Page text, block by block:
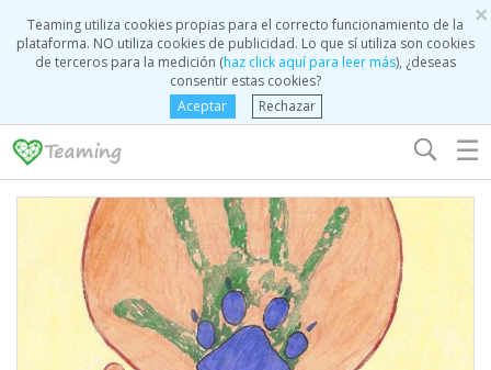
×
Teaming utiliza cookies propias para el correcto funcionamiento de la
plataforma. NO utiliza cookies de publicidad. Lo que sí utiliza son cookies
de terceros para la medición (haz click aquí para leer más), ¿deseas
consentir estas cookies?
Aceptar
Rechazar
☰